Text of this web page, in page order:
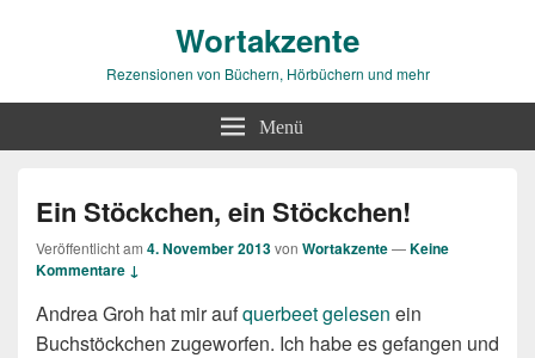
Wortakzente
Rezensionen von Büchern, Hörbüchern und mehr
Menü
Ein Stöckchen, ein Stöckchen!
Veröffentlicht am 4. November 2013von Wortakzente—Keine
Kommentare ↓
Andrea Groh hat mir aufquerbeet gelesen ein
Buchstöckchen zugeworfen. Ich habe es gefangen und